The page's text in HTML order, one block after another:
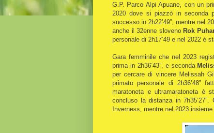
G.P. Parco Alpi Apuane, con un
2020 dove si piazzò in seconda
successo in 2h22’49”, mentre nel
anche il 32enne sloveno Rok
personale di 2h17’49 e nel 2022 è
Gara femminile che nel 2023
prima in 2h36’43”, e seconda
per cercare di vincere Melissah
primato personale di 2h36’48”
maratoneta e ultramaratoneta è
concluso la distanza in
Inverness, mentre nel 2023